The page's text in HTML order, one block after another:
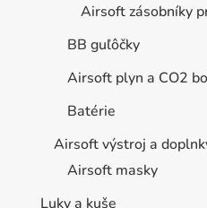
Airsoft zásobníky
BB guľôčky
Airsoft plyn a CO2
Batérie
Airsoft výstroj a
Airsoft masky
Luky a kuše